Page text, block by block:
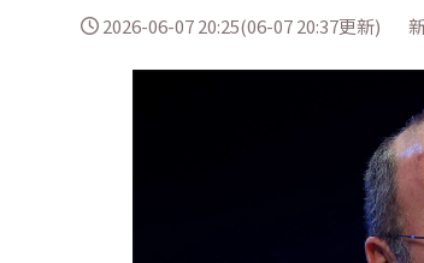
2026-06-07 20:25(06-07 20:37更新)